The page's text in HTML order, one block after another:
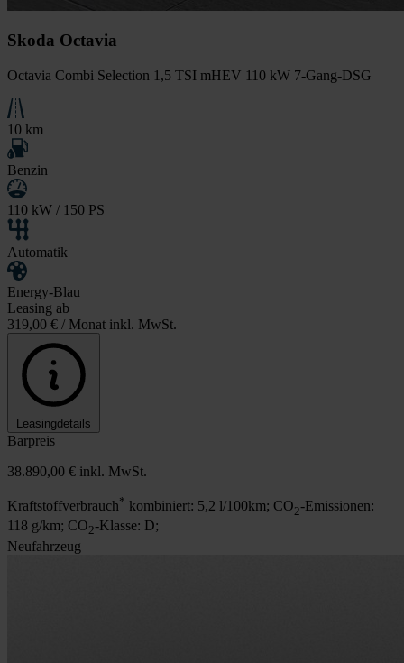
Skoda Octavia
Octavia Combi Selection 1,5 TSI mHEV 110 kW 7-Gang-DSG
10 km
Benzin
110 kW / 150 PS
Automatik
Energy-Blau
Leasing ab
319,00 € / Monat inkl. MwSt.
Leasingdetails
Barpreis
38.890,00 € inkl. MwSt.
Kraftstoffverbrauch* kombiniert: 5,2 l/100km; CO2-Emissionen:
118 g/km; CO2-Klasse: D;
Neufahrzeug